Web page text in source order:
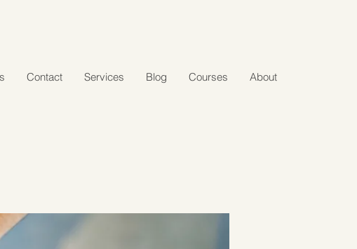
Contact Services Blog Courses About